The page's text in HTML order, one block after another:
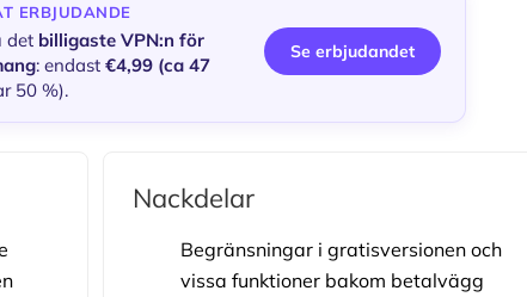
ERBJUDANDE
det billigaste VPN:n för
: endast €4,99 (ca 47
50 %).
Se erbjudandet
Nackdelar
Begränsningar i gratisversionen och
vissa funktioner bakom betalvägg